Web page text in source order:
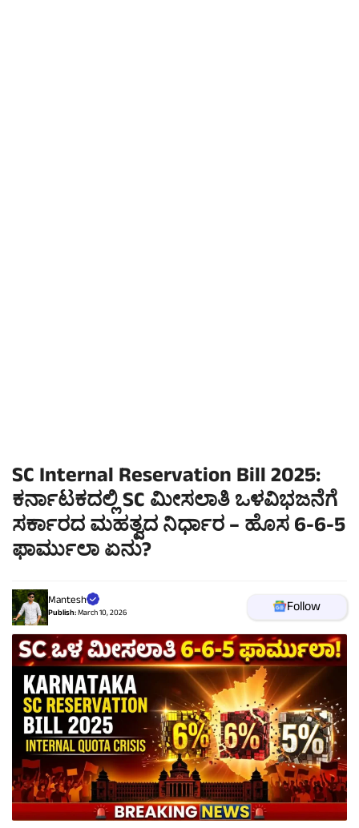
SC Internal Reservation Bill 2025:
ಕರ್ನಾಟಕದಲ್ಲಿ SC ಮೀಸಲಾತಿ ಒಳವಿಭಜನೆಗೆ
ಸರ್ಕಾರದ ಮಹತ್ವದ ನಿರ್ಧಾರ – ಹೊಸ 6-6-5
ಫಾರ್ಮುಲಾ ಏನು?
Mantesh
Publish:March 10, 2026 Follow